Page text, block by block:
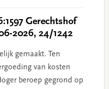
Gerechtshof
2026, 24/1242
gemaakt. Ten
van kosten
beroep gegrond op